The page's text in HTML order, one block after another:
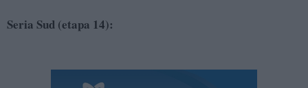
Seria Sud (etapa 14):